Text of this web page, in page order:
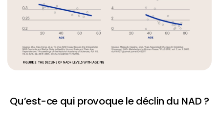
Qu’est-ce qui provoque le déclin du NAD ?